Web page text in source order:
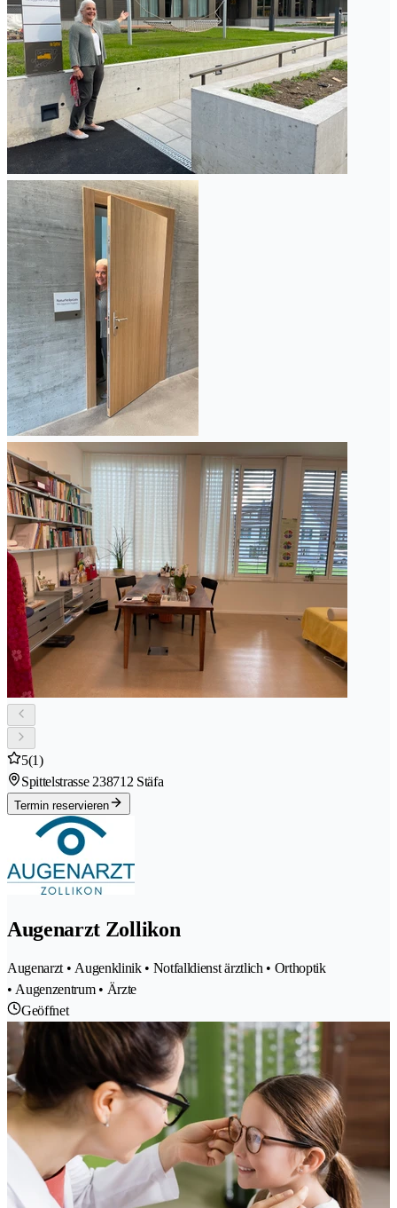
5(1)
Spittelstrasse 238712 Stäfa
Termin reservieren
Augenarzt Zollikon
Augenarzt • Augenklinik • Notfalldienst ärztlich • Orthoptik
• Augenzentrum • Ärzte
Geöffnet